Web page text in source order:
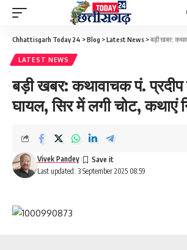
Chhattisgarh Today 24 >Blog >Latest News >बड़ी खबर: कथावाचक पं.
LATEST NEWS
बड़ी खबर: कथावाचक पं. प्रदीप
घायल, सिर में लगी चोट, कथाएं
Last updated: 3 September 2025 08:59
Vivek Pandey